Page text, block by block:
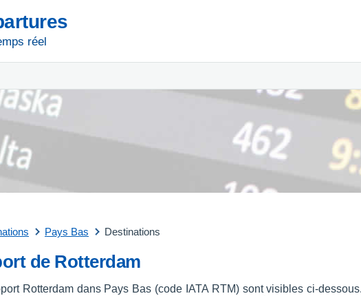
réel
Pays Bas Destinations
de Rotterdam
Rotterdam dans Pays Bas (code IATA RTM) sont visibles ci-